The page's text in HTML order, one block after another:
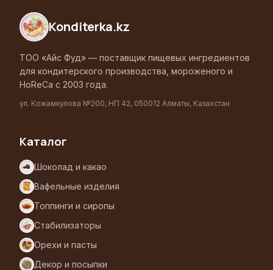
Konditerka.kz
ТОО «Айс Фуд» — поставщик пищевых ингредиентов
для кондитерского производства, мороженого и
HoReCa с 2003 года.
ул. Кожамкулова №200, НП 42, 050012 Алматы, Казахстан
Каталог
Шоколад и какао
Вафельные изделия
Топпинги и сиропы
Стабилизаторы
Орехи и пасты
Декор и посыпки